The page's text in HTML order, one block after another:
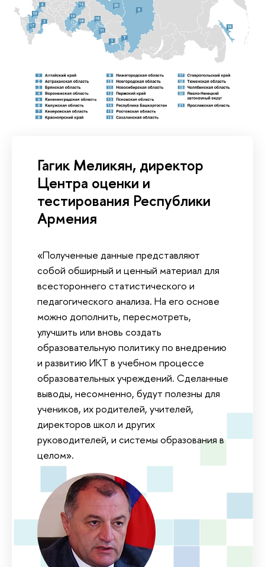
Гагик Меликян, директор
Центра оценки и
тестирования Республики
Армения
«Полученные данные представляют
собой обширный и ценный материал для
всестороннего статистического и
педагогического анализа. На его основе
можно дополнить, пересмотреть,
улучшить или вновь создать
образовательную политику по внедрению
и развитию ИКТ в учебном процессе
образовательных учреждений. Сделанные
выводы, несомненно, будут полезны для
учеников, их родителей, учителей,
директоров школ и других
руководителей, и системы образования в
целом».